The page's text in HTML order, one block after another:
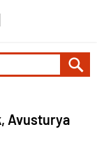
Avusturya